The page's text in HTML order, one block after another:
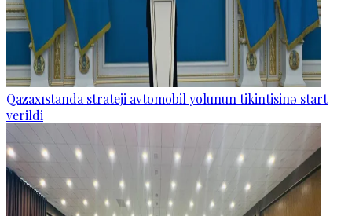
Qazaxıstanda strateji avtomobil yolunun tikintisinə start
verildi